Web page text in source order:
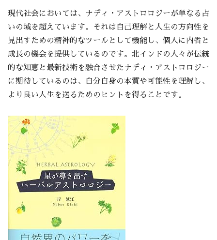
現代社会においては、ナディ・アストロロジーが単なる占
いの域を超えています。それは自己理解と人生の方向性を
見出すための精神的なツールとして機能し、個人に内省と
成長の機会を提供しているのです。北インドの人々が伝統
的な知恵と最新技術を融合させたナディ・アストロロジー
に期待しているのは、自分自身の本質や可能性を理解し、
より良い人生を送るためのヒントを得ることです。